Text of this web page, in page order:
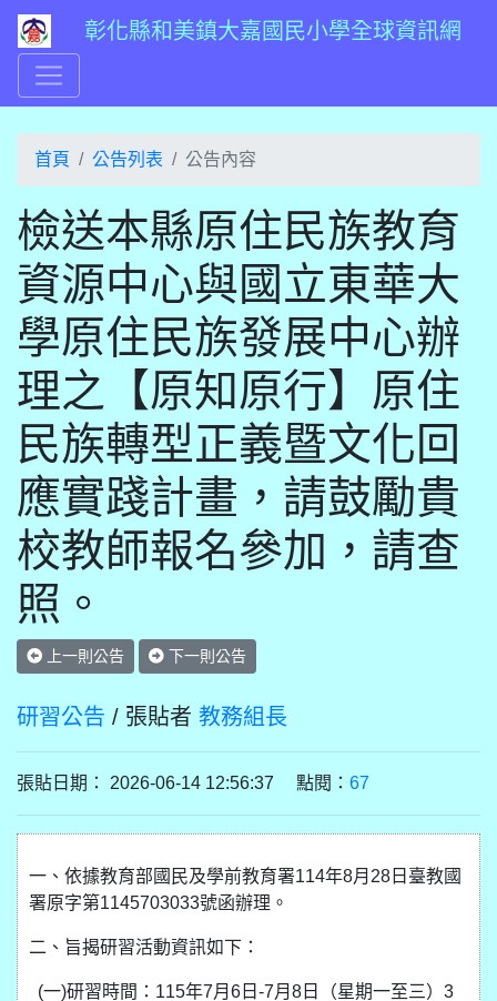
彰化縣和美鎮大嘉國民小學全球資訊網
首頁 公告列表 公告內容
檢送本縣原住民族教育
資源中心與國立東華大
學原住民族發展中心辦
理之【原知原行】原住
民族轉型正義暨文化回
應實踐計畫，請鼓勵貴
校教師報名參加，請查
照。
上一則公告 下一則公告
研習公告 / 張貼者 教務組長
張貼日期： 2026-06-14 12:56:37 點閱： 67
一、依據教育部國民及學前教育署114年8月28日臺教國
署原字第1145703033號函辦理。
二、旨揭研習活動資訊如下：
(一)研習時間：115年7月6日-7月8日（星期一至三）3